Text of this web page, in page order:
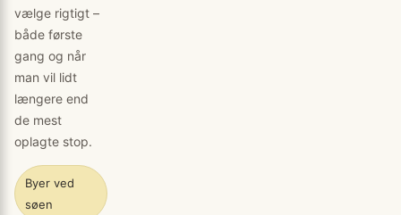
vælge rigtigt –
både første
gang og når
man vil lidt
længere end
de mest
oplagte stop.
Byer ved
søen